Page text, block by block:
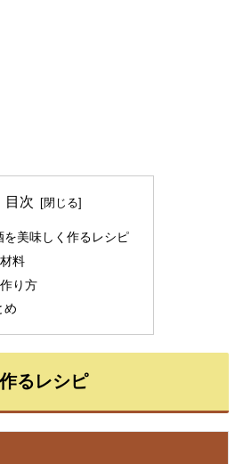
目次
を美味しく作るレシピ
材料
作り方
め
るレシピ